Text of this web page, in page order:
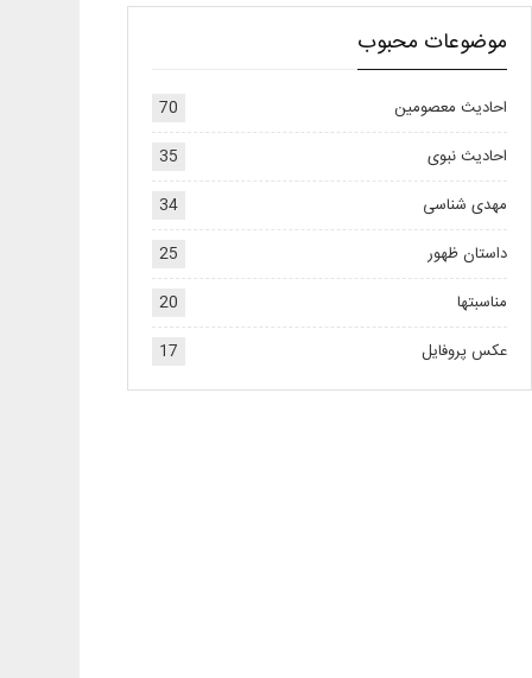
موضوعات محبوب
احادیث معصومین
70
احادیث نبوی
35
مهدی شناسی
34
داستان ظهور
25
مناسبتها
20
عکس پروفایل
17